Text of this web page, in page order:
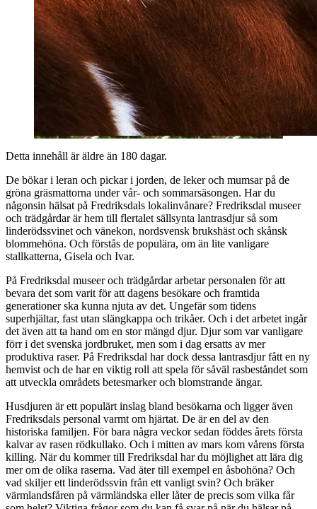
Detta innehåll är äldre än 180 dagar.
De bökar i leran och pickar i jorden, de leker och mumsar på de
gröna gräsmattorna under vår- och sommarsäsongen. Har du
någonsin hälsat på Fredriksdals lokalinvånare? Fredriksdal museer
och trädgårdar är hem till flertalet sällsynta lantrasdjur så som
linderödssvinet och vänekon, nordsvensk brukshäst och skånsk
blommehöna. Och förstås de populära, om än lite vanligare
stallkatterna, Gisela och Ivar.
På Fredriksdal museer och trädgårdar arbetar personalen för att
bevara det som varit för att dagens besökare och framtida
generationer ska kunna njuta av det. Ungefär som tidens
superhjältar, fast utan slängkappa och trikåer. Och i det arbetet ingår
det även att ta hand om en stor mängd djur. Djur som var vanligare
förr i det svenska jordbruket, men som i dag ersatts av mer
produktiva raser. På Fredriksdal har dock dessa lantrasdjur fått en ny
hemvist och de har en viktig roll att spela för såväl rasbeståndet som
att utveckla områdets betesmarker och blomstrande ängar.
Husdjuren är ett populärt inslag bland besökarna och ligger även
Fredriksdals personal varmt om hjärtat. De är en del av den
historiska familjen. För bara några veckor sedan föddes årets första
kalvar av rasen rödkullako. Och i mitten av mars kom vårens första
killing. När du kommer till Fredriksdal har du möjlighet att lära dig
mer om de olika raserna. Vad äter till exempel en åsbohöna? Och
vad skiljer ett linderödssvin från ett vanligt svin? Och bräker
värmlandsfåren på värmländska eller låter de precis som vilka får